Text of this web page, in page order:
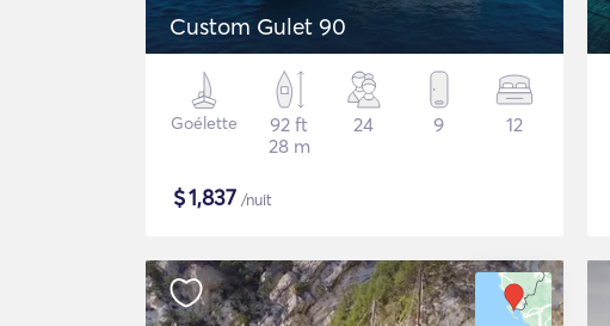
Custom Gulet 90
Goélette
92 ft
28 m
24 9 12
$1,837 /nuit